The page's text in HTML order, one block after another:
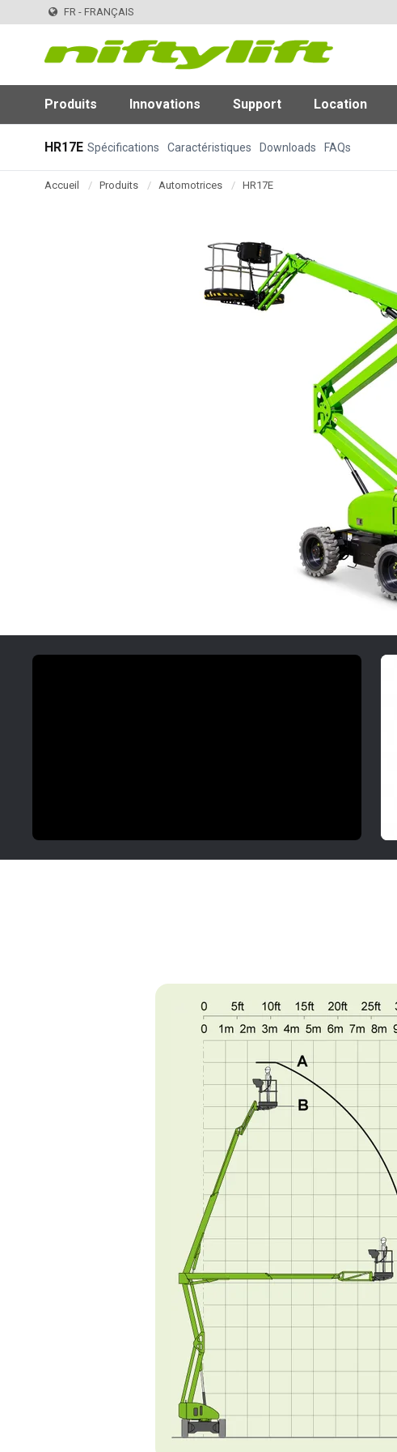
FR - FRANÇAIS
Produits Innovations Support Location
HR17E Spécifications Caractéristiques Downloads FAQs
Accueil Produits Automotrices HR17E